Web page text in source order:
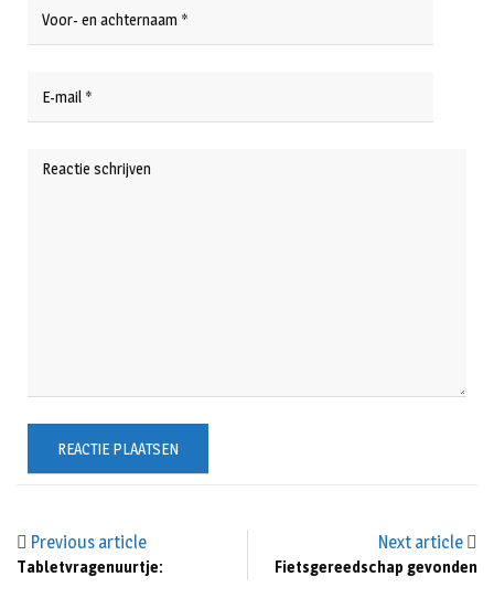
Previous article
Tabletvragenuurtje:
Next article
Fietsgereedschap gevonden